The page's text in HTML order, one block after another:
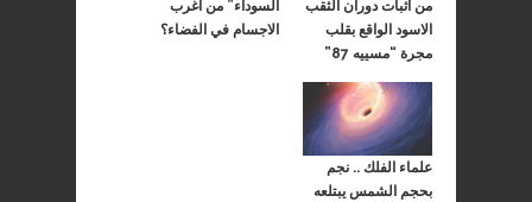
من اثبات دوران الثقب
الاسود الواقع بقلب
مجرة “مسييه 87”
السوداء” من اغرب
الاجسام في الفضاء؟
علماء الفلك .. نجم
بحجم الشمس يبتلعه